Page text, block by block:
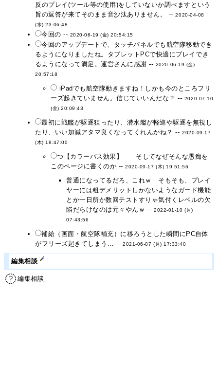
反のプレイ(ツール等の使用)をしていないか調べますという
旨の返答が来てそのまま音沙汰ありません。 --2020-04-08
(水) 23:06:48
今回の -- 2020-06-19 (金) 20:54:15
今回のアップデートで、タッチパネルでも航空隊移動でき
るようになりましたね。タブレットPCで快適にプレイでき
るようになって満足。運営さんに感謝 -- 2020-06-19 (金)
20:57:18
iPadでも航空隊動きますね！しかも今のところフリ
ーズ起きていません。信じていいんだな？ -- 2020-07-10
(金) 20:09:43
最初に戦艦が駆逐狙ったり、潜水艦が軽巡や駆逐を無視し
たり、いい加減アタマ良くなってくれんかね？ -- 2020-09-17
(木) 18:47:00
つ【カラーバス効果】 そしてなぜそんな愚痴を
このページに書くのか --2020-09-17 (木) 19:51:56
普通になってるだろ、これｗ そもそも、プレイ
ヤーには粗デメリットしかないようなガード機能
とか一日所か数回テストすりゃ気付くレベルの欠
陥だらけなのは元々やんｗ --2022-01-10 (月)
07:43:56
補給（画面・航空隊補充）に移ろうとした瞬間にPC自体
がフリーズ起きてしまう… --2021-06-07 (月) 17:33:40
編集相談
編集相談